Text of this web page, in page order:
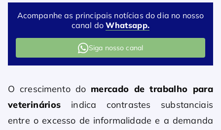
Acompanhe as principais notícias do dia no nosso
canal doWhatsapp.
Siga nosso canal
O crescimento do mercado de trabalho para
veterinários indica contrastes substanciais
entre o excesso de informalidade e a demanda